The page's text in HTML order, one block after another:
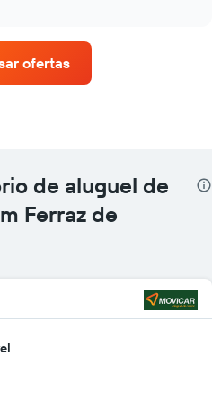
ofertas
de aluguel de
Ferraz de